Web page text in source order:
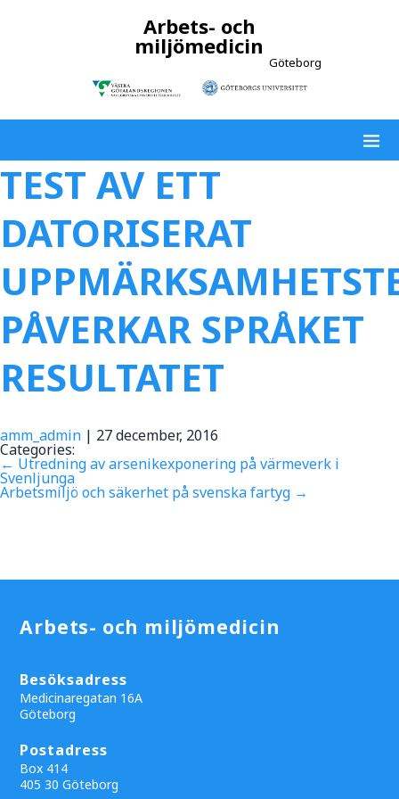
Arbets- och
miljömedicin
Göteborg
TEST AV ETT
DATORISERAT
PÅVERKAR SPRÅKET
RESULTATET
amm_admin | 27 december, 2016
Categories:
← Utredning av arsenikexponering på värmeverk i
Svenljunga
Arbetsmiljö och säkerhet på svenska fartyg →
Arbets- och miljömedicin
Besöksadress
Medicinaregatan 16A
Göteborg
Postadress
Box 414
405 30 Göteborg